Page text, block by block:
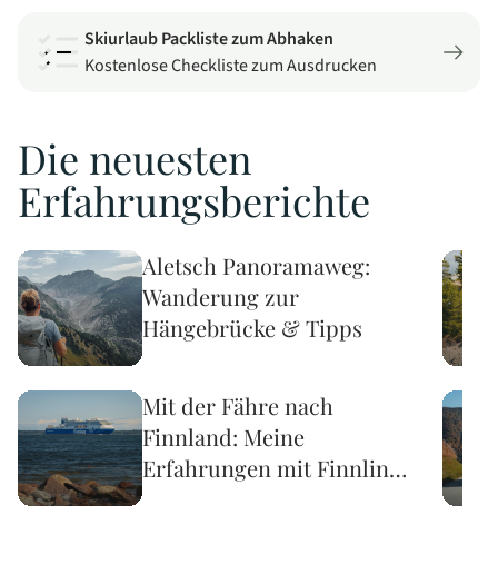
Skiurlaub Packliste zum Abhaken
Kostenlose Checkliste zum Ausdrucken
Die neuesten
Erfahrungsberichte
Aletsch Panoramaweg:
Wanderung zur
Hängebrücke & Tipps
Mit der Fähre nach
Finnland: Meine
Erfahrungen mit Finnlines